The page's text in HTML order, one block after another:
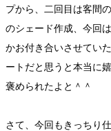
プから、二回目は客間
のシェード作成、今回
かお付き合いさせてい
ートだと思うと本当に
褒められたよと＾＾
さて、今回もきっちり